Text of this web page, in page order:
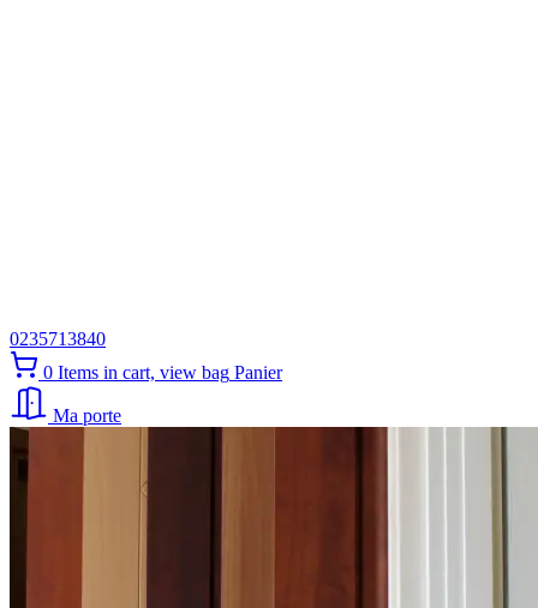
0235713840
0 Items in cart, view bag Panier
Ma porte